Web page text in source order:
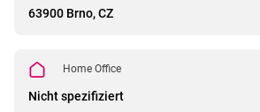
63900 Brno, CZ
Home Office
Nicht spezifiziert